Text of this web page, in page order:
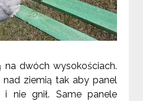
dwóch wysokościach.
ziemią tak aby panel
i nie gnił. Same panele